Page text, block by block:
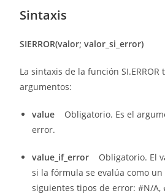
Sintaxis
SIERROR(valor; valor_si_error)
La sintaxis de la función
argumentos:
value Obligatorio. Es el
error.
value_if_error Obligatorio. El
si la fórmula se evalúa como
siguientes tipos de error: #N/A,